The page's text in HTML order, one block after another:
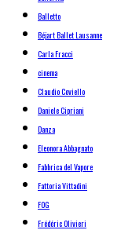
Balletto
Béjart Ballet Lausanne
Carla Fracci
cinema
Claudio Coviello
Daniele Cipriani
Danza
Eleonora Abbagnato
Fabbrica del Vapore
Fattoria Vittadini
FOG
Frédéric Olivieri